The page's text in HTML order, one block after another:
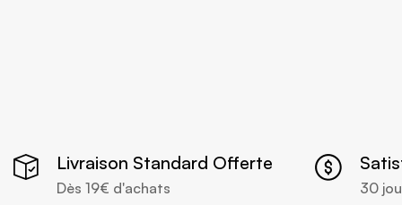
Livraison Standard Offerte
Dès 19€ d'achats 30